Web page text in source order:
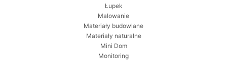
Łupek
Malowanie
Materiały budowlane
Materiały naturalne
Mini Dom
Monitoring